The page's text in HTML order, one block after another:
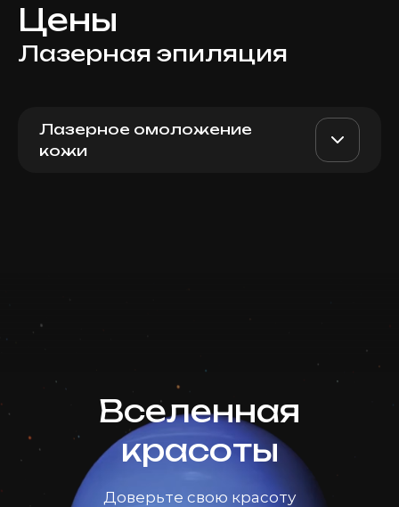
Цены
Лазерная эпиляция
Лазерное омоложение
кожи
Вселенная
красоты
Доверьте свою красоту